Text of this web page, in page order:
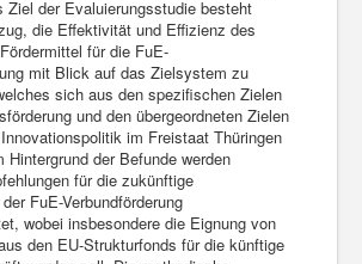
Ziel der Evaluierungsstudie besteht
die Effektivität und Effizienz des
für die FuE-
mit Blick auf das Zielsystem zu
sich aus den spezifischen Zielen
und den übergeordneten Zielen
im Freistaat Thüringen
Hintergrund der Befunde werden
für die zukünftige
FuE-Verbundförderung
wobei insbesondere die Eignung von
den EU-Strukturfonds für die künftige